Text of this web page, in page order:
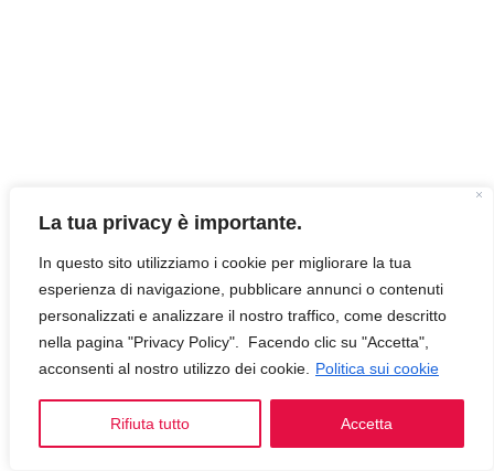
La tua privacy è importante.
In questo sito utilizziamo i cookie per migliorare la tua
esperienza di navigazione, pubblicare annunci o contenuti
personalizzati e analizzare il nostro traffico, come descritto
nella pagina "Privacy Policy". Facendo clic su "Accetta",
acconsenti al nostro utilizzo dei cookie.
Politica sui cookie
Rifiuta tutto Accetta